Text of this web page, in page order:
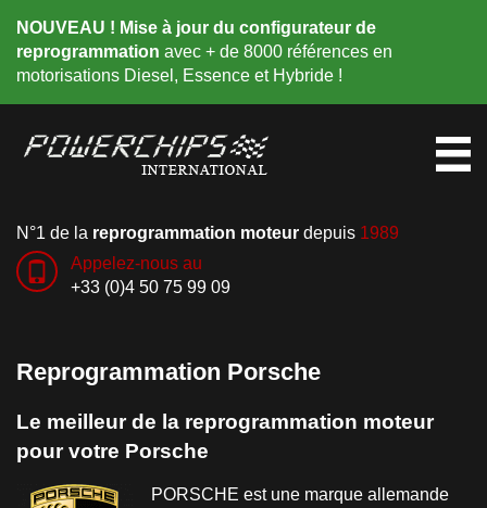
NOUVEAU ! Mise à jour du configurateur de
reprogrammation avec + de 8000 références en
motorisations Diesel, Essence et Hybride !
N°1 de la reprogrammation moteur depuis 1989
Appelez-nous au
+33 (0)4 50 75 99 09
Reprogrammation Porsche
Le meilleur de la reprogrammation moteur
pour votre Porsche
PORSCHE est une marque allemande